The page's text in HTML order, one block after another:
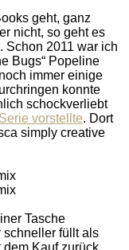
geht, ganz
nicht, so geht es
Schon 2011 war ich
Bugs“ Popeline
immer einige
konnte
schockverliebt
vorstellte. Dort
simply creative
Tasche
schneller füllt als